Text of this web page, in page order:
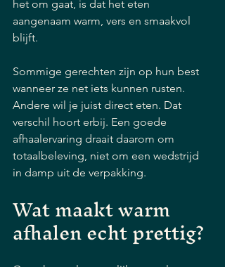
het om gaat, is dat het eten
aangenaam warm, vers en smaakvol
blijft.
Sommige gerechten zijn op hun best
wanneer ze net iets kunnen rusten.
Andere wil je juist direct eten. Dat
verschil hoort erbij. Een goede
afhaalervaring draait daarom om
totaalbeleving, niet om een wedstrijd
in damp uit de verpakking.
Wat maakt warm
afhalen echt prettig?